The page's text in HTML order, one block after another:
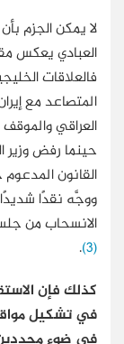
لا يمكن الجزم
العبادي يعكس
فالعلاقات
المتصاعد مع
العراقي
حينما رفض وزير
القانون
ووجَّه نقدًا
الانسحاب من
(3)
.
كذلك فإن
في تشكيل